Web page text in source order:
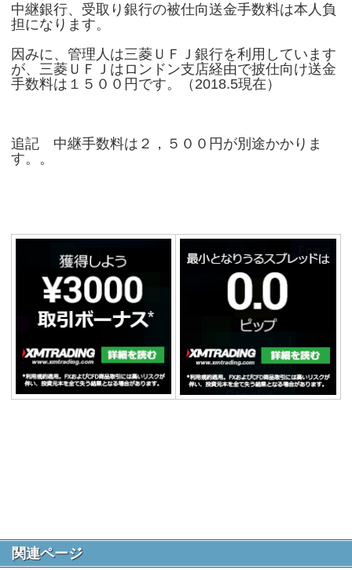
中継銀行、受取り銀行の被仕向送金手数料は本人負
担になります。
因みに、管理人は三菱ＵＦＪ銀行を利用しています
が、三菱ＵＦＪはロンドン支店経由で披仕向け送金
手数料は１５００円です。（2018.5現在）
追記 中継手数料は２，５００円が別途かかりま
す。。
関連ページ